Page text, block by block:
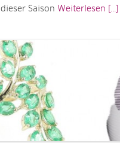
dieser Saison Weiterlesen [...]